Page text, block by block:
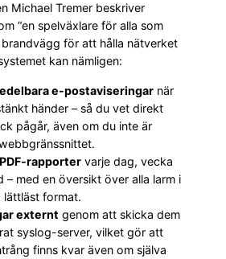
Michael Tremer beskriver
“en spelväxlare för alla som
för att hålla nätverket
kan nämligen:
e-postaviseringar när
händer – så du vet direkt
pågår, även om du inte är
rapporter varje dag, vecka
– med en översikt över alla larm i
format.
externt genom att skicka dem
syslog-server, vilket gör att
finns kvar även om själva